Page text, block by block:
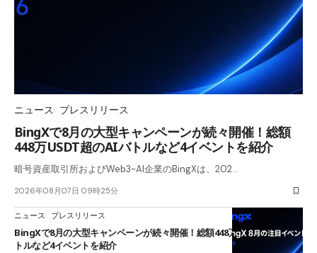
ニュース プレスリリース
BingXで8月の大型キャンペーンが続々開催！総額
448万USDT超のAIバトルなど4イベントを紹介
暗号資産取引所およびWeb3-AI企業のBingXは、202…
2026年08月07日 09時25分
ニュース プレスリリース
BingXで8月の大型キャンペーンが続々開催！総額448万USDT超のAIバ
トルなど4イベントを紹介